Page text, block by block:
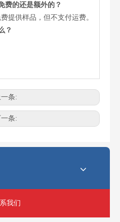
费的还是额外的？
提供样品，但不支付运费。
？
条:
条:
我们
令人困惑。使用错误的链条会影响